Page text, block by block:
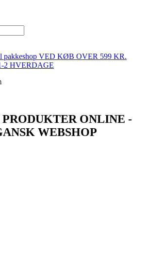
pakkeshop VED KØB OVER 599 KR.
2 HVERDAGE
ONLINE -
WEBSHOP